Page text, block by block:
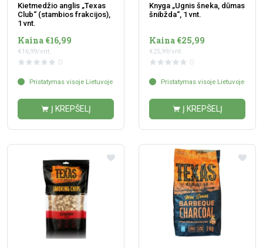
Kietmedžio anglis „Texas
Club“ (stambios frakcijos),
1 vnt.
Kaina €16,99
€16,99/vnt.
0
Pristatymas visoje Lietuvoje
Į KREPŠELĮ
Knyga „Ugnis šneka, dūmas
šnibžda“, 1 vnt.
Kaina €25,99
€25,99/vnt.
0
Pristatymas visoje Lietuvoje
Į KREPŠELĮ